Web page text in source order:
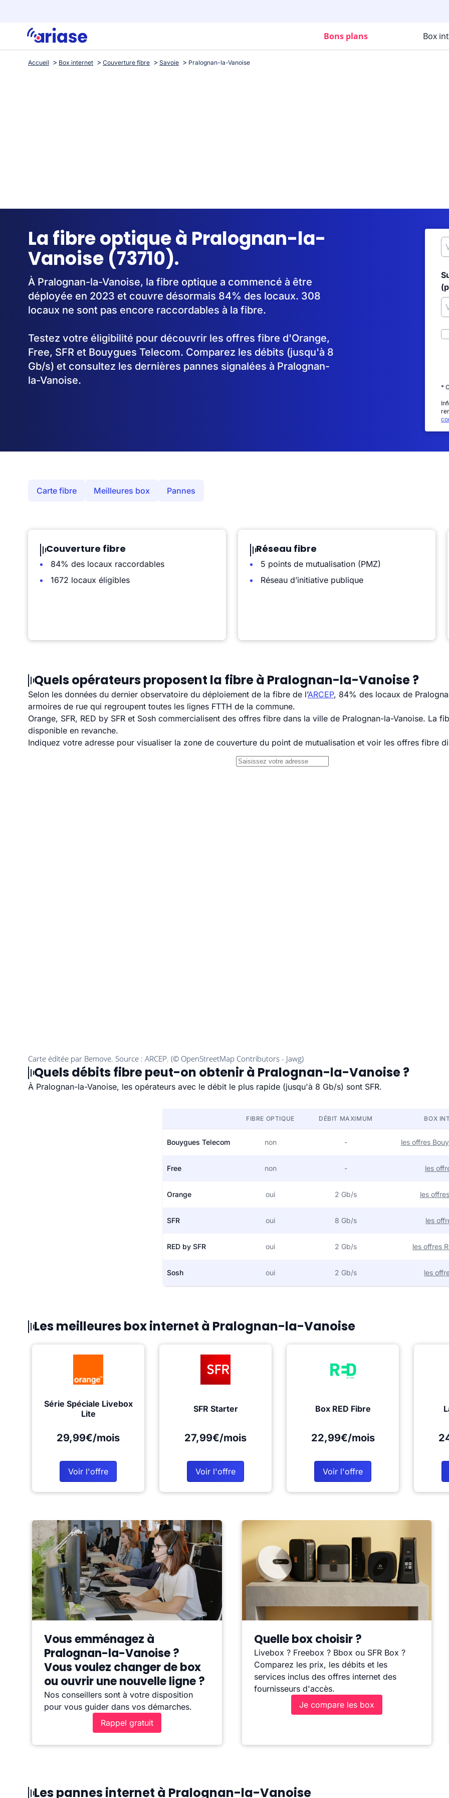
Bons plans Box
Accueil Box internet Couverture fibre Savoie Pralognan-la-Vanoise
La fibre optique à Pralognan-la-
Vanoise (73710).
À Pralognan-la-Vanoise, la fibre optique a commencé à être
déployée en 2023 et couvre désormais 84% des locaux. 308
locaux ne sont pas encore raccordables à la fibre.
Testez votre éligibilité pour découvrir les offres fibre d'Orange,
Free, SFR et Bouygues Telecom. Comparez les débits (jusqu'à 8
Gb/s) et consultez les dernières pannes signalées à Pralognan-
la-Vanoise.
*
Carte fibre Meilleures box Pannes
Couverture fibre
84% des locaux raccordables
1672 locaux éligibles
Réseau fibre
5 points de mutualisation (PMZ)
Réseau d’initiative publique
Quels opérateurs proposent la fibre à Pralognan-la-Vanoise ?
Selon les données du dernier observatoire du déploiement de la fibre de l’ARCEP, 84% des locaux de
armoires de rue qui regroupent toutes les lignes FTTH de la commune.
Orange, SFR, RED by SFR et Sosh commercialisent des offres fibre dans la ville de Pralognan-la-Vanoise. La
disponible en revanche.
Indiquez votre adresse pour visualiser la zone de couverture du point de mutualisation et voir les offres fibre
Quels débits fibre peut-on obtenir à Pralognan-la-Vanoise ?
À Pralognan-la-Vanoise, les opérateurs avec le débit le plus rapide (jusqu'à 8 Gb/s) sont SFR.
FIBRE OPTIQUE DÉBIT MAXIMUM BOX
Bouygues Telecom non - les offres
Free non - les
Orange oui 2 Gb/s les
SFR oui 8 Gb/s les
RED by SFR oui 2 Gb/s les offres
Sosh oui 2 Gb/s les
Les meilleures box internet à Pralognan-la-Vanoise
Série Spéciale Livebox
Lite
29,99€/mois
Voir l'offre
SFR Starter
27,99€/mois
Voir l'offre
Box RED Fibre
22,99€/mois
Voir l'offre
Vous emménagez à
Pralognan-la-Vanoise ?
Vous voulez changer de box
ou ouvrir une nouvelle ligne ?
Nos conseillers sont à votre disposition
pour vous guider dans vos démarches.
Rappel gratuit
Quelle box choisir ?
Livebox ? Freebox ? Bbox ou SFR Box ?
Comparez les prix, les débits et les
services inclus des offres internet des
fournisseurs d'accès.
Je compare les box
Les pannes internet à Pralognan-la-Vanoise